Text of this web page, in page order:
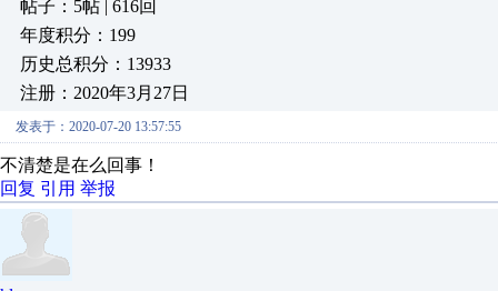
帖子：5帖 | 616回
年度积分：199
历史总积分：13933
注册：2020年3月27日
发表于：2020-07-20 13:57:55
不清楚是在么回事！
回复 引用 举报